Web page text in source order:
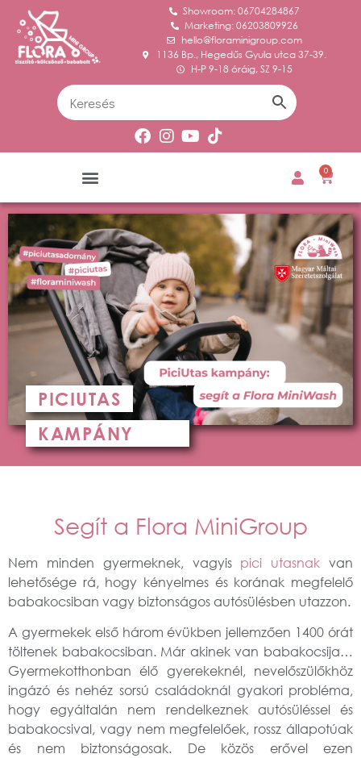
Showroom: 06704284867
Marketing: 06203809926
hello@floraminigroup.com
1136 Bp., Hegedűs Gyula utca 37-39.
H-P 9-18 óráig, SZ 9-15
0
PICIUTAS
KAMPÁNY
Segít a Flora MiniGroup
Nem minden gyermeknek, vagyis pici utasnak van
lehetősége rá, hogy kényelmes és korának megfelelő
babakocsiban vagy biztonságos autósülésben utazzon.
A gyermekek első három évükben jellemzően 1400 órát
töltenek babakocsiban. Már akinek van babakocsija…
Gyermekotthonban élő gyerekeknél, nevelőszülőkhöz
ingázó és nehéz sorsú családoknál gyakori probléma,
hogy egyáltalán nem rendelkeznek autósüléssel és
babakocsival, vagy nem megfelelőek, rossz állapotúak
és nem biztonságosak. De közös erővel ezen